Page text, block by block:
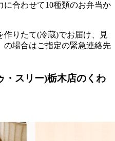
合わせて10種類のお弁当か
りたて(冷蔵)でお届け、見
の場合はご指定の緊急連絡先
・スリー)栃木店のくわ